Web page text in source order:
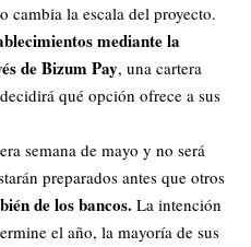
la escala del proyecto.
mediante la
deBizum Pay, una cartera
qué opción ofrece a sus
semana de mayo y no será
preparados antes que otros
de los bancos. La intención
el año, la mayoría de sus